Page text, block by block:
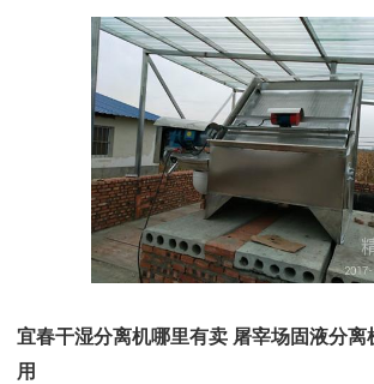
宜春干湿分离机哪里有卖 屠宰场固液分离
用